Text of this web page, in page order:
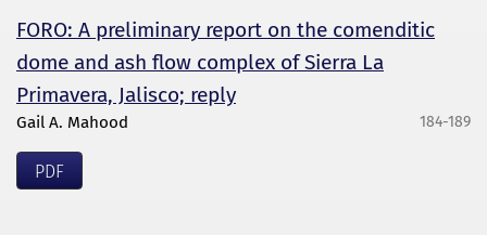
FORO: A preliminary report on the comenditic
dome and ash flow complex of Sierra La
Primavera, Jalisco; reply
Gail A. Mahood 184-189
PDF